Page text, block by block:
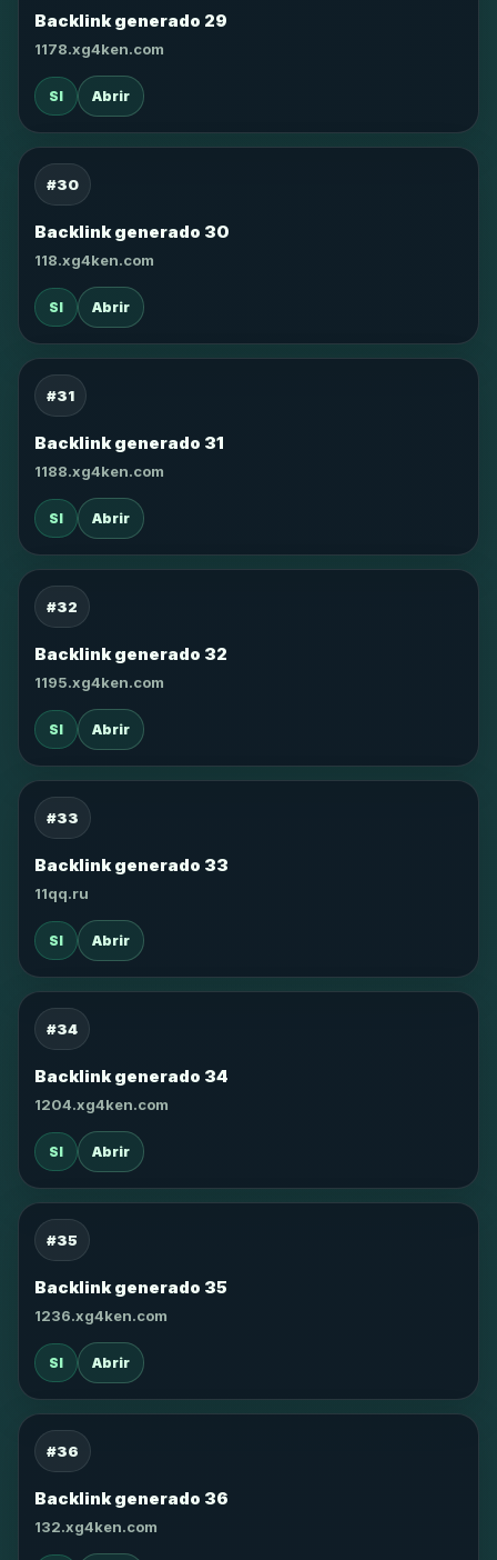
Backlink generado 29
1178.xg4ken.com
SI Abrir
#30
Backlink generado 30
118.xg4ken.com
SI Abrir
#31
Backlink generado 31
1188.xg4ken.com
SI Abrir
#32
Backlink generado 32
1195.xg4ken.com
SI Abrir
#33
Backlink generado 33
11qq.ru
SI Abrir
#34
Backlink generado 34
1204.xg4ken.com
SI Abrir
#35
Backlink generado 35
1236.xg4ken.com
SI Abrir
#36
Backlink generado 36
132.xg4ken.com